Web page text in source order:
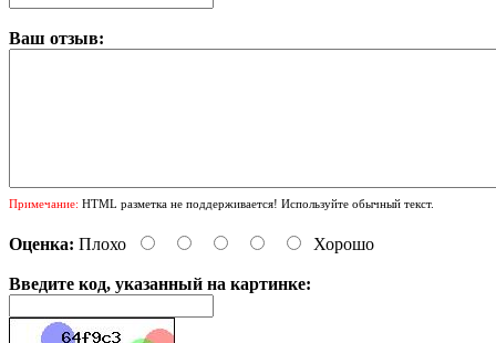
Ваш отзыв:
Примечание: HTML разметка не поддерживается! Используйте обычный текст.
Оценка: Плохо Хорошо
Введите код, указанный на картинке: